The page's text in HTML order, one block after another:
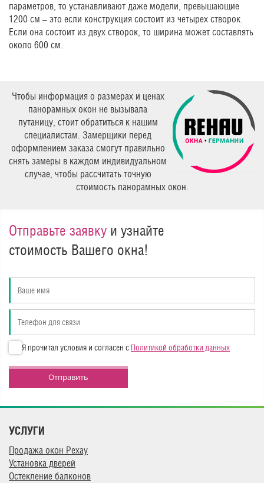
параметров, то устанавливают даже модели, превышающие
1200 см – это если конструкция состоит из четырех створок.
Если она состоит из двух створок, то ширина может составлять
около 600 см.
Чтобы информация о размерах и ценах
панорамных окон не вызывала
путаницу, стоит обратиться к нашим
специалистам. Замерщики перед
оформлением заказа смогут правильно
снять замеры в каждом индивидуальном
случае, чтобы рассчитать точную
стоимость панорамных окон.
Отправьте заявку и узнайте
стоимость Вашего окна!
Я прочитал условия и согласен с Политикой обработки данных
Отправить
УСЛУГИ
Продажа окон Рехау
Установка дверей
Остекление балконов